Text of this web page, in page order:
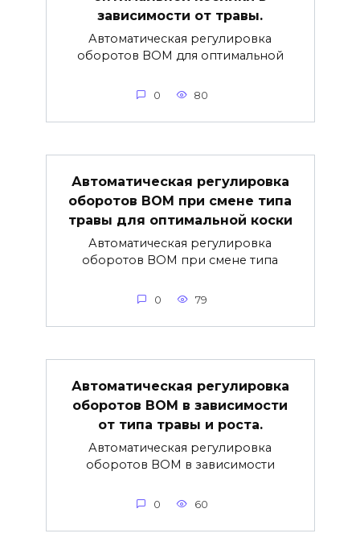
зависимости от травы.
Автоматическая регулировка
оборотов ВОМ для оптимальной
0 80
Автоматическая регулировка
оборотов ВОМ при смене типа
травы для оптимальной коски
Автоматическая регулировка
оборотов ВОМ при смене типа
0 79
Автоматическая регулировка
оборотов ВОМ в зависимости
от типа травы и роста.
Автоматическая регулировка
оборотов ВОМ в зависимости
0 60